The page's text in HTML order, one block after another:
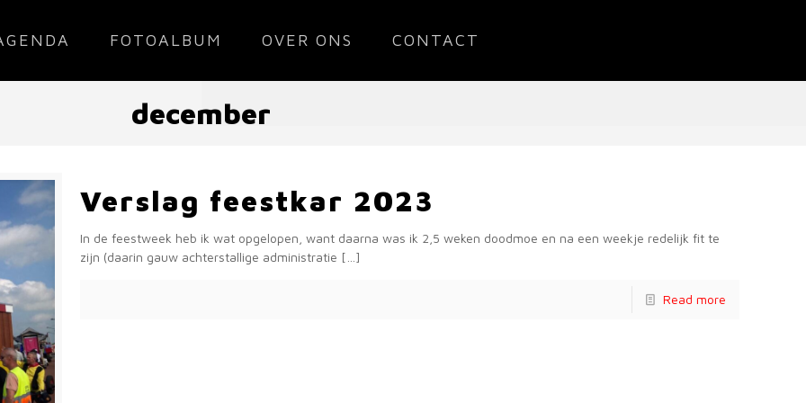
FOTOALBUM OVER ONS CONTACT
december
Verslag feestkar 2023
In de feestweek heb ik wat opgelopen, want daarna was ik 2,5 weken doodmoe en na een weekje redelijk fit te
zijn (daarin gauw achterstallige administratie […]
Read more